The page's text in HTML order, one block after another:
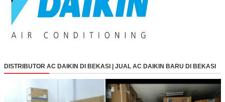
DISTRIBUTOR AC DAIKIN DI BEKASI | JUAL AC DAIKIN BARU DI BEKASI